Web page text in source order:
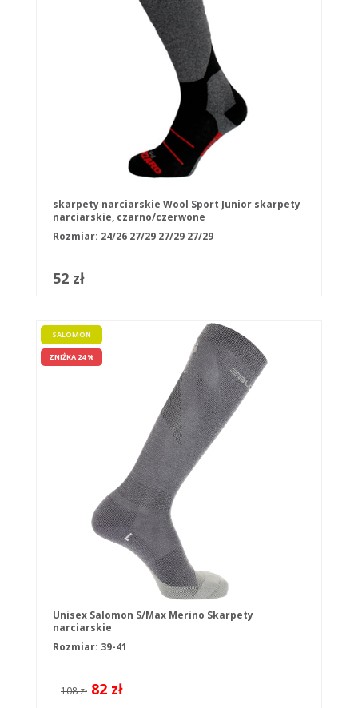
skarpety narciarskie Wool Sport Junior skarpety
narciarskie, czarno/czerwone
Rozmiar: 24/26 27/29 27/29 27/29
52 zł
SALOMON
ZNIŻKA 24 %
Unisex Salomon S/Max Merino Skarpety
narciarskie
Rozmiar: 39-41
108 zł 82 zł